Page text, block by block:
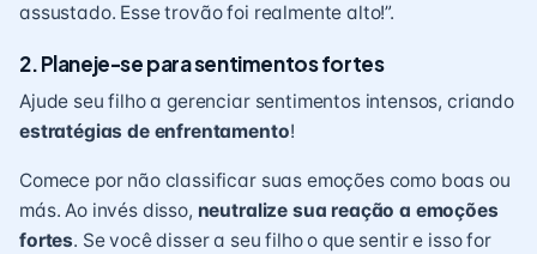
assustado. Esse trovão foi realmente alto!”.
2. Planeje-se para sentimentos fortes
Ajude seu filho a gerenciar sentimentos intensos, criando
estratégias de enfrentamento!
Comece por não classificar suas emoções como boas ou
más. Ao invés disso, neutralize sua reação a emoções
fortes. Se você disser a seu filho o que sentir e isso for